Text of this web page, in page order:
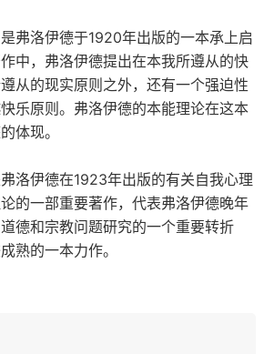
是弗洛伊德于1920年出版的一本承上启
中，弗洛伊德提出在本我所遵从的快
从的现实原则之外，还有一个强迫性
乐原则。弗洛伊德的本能理论在这本
体现。
弗洛伊德在1923年出版的有关自我心理
的一部重要著作，代表弗洛伊德晚年
德和宗教问题研究的一个重要转折
熟的一本力作。